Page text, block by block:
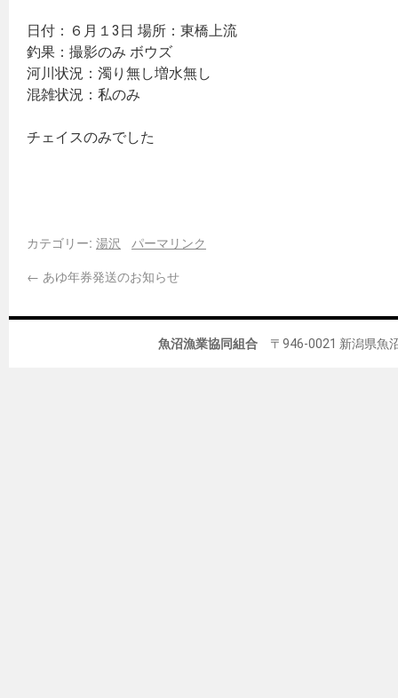
日付：６月１3日 場所：東橋上流
釣果：撮影のみ ボウズ
河川状況：濁り無し増水無し
混雑状況：私のみ
チェイスのみでした
カテゴリー: 湯沢
パーマリンク
← あゆ年券発送のお知らせ
魚沼漁業協同組合 〒946-0021 新潟県魚